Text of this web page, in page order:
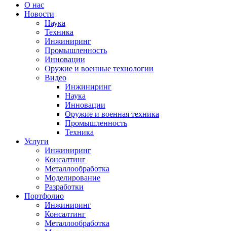
О нас
Новости
Наука
Техника
Инжиниринг
Промышленность
Инновации
Оружие и военные технологии
Видео
Инжиниринг
Наука
Инновации
Оружие и военная техника
Промышленность
Техника
Услуги
Инжиниринг
Консалтинг
Металлообработка
Моделирование
Разработки
Портфолио
Инжиниринг
Консалтинг
Металлообработка